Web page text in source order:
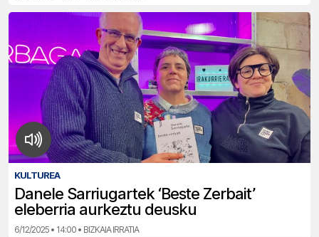
KULTUREA
Danele Sarriugartek ‘Beste Zerbait’
eleberria aurkeztu deusku
6/12/2025 • 14:00 • BIZKAIA IRRATIA